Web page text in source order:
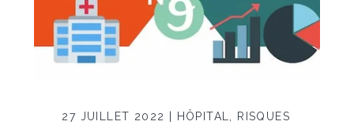
27 JUILLET 2022 | HÔPITAL, RISQUES